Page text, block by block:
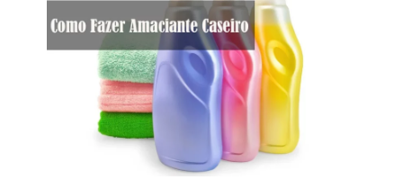
ou Adobe Premiere Pro
Esses cursos são voltados para o
aprendizado de softwares específicos de
edição de vídeo, que são amplamente
utilizados no mercado. Curso recomendado:
Curso de Adobe Premiere Online